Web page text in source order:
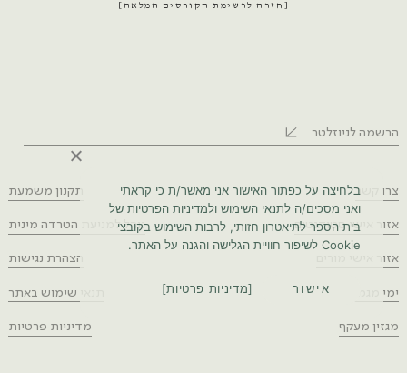
חזרה לרשימת הקורסים המלאה
צרו קשר
אזור אישי סטודנטים
אזור אישי מורים
ימי מגמה ופעילות לנוער
מגזין מעקף
תקנון משמעת
נוהל למניעת הטרדה מינית
הצהרת נגישות
תנאי שימוש באתר
מדיניות פרטיות
הרשמה לניוזלטר
בלחיצה על כפתור האישור אני מאשר/ת כי קראתי
ואני מסכים/ה לתנאי השימוש ולמדיניות הפרטיות של
בית הספר לתיאטרון חזותי, לרבות השימוש בקובצי
Cookie לשיפור חוויית הגלישה והגנה על האתר.
אישור מדיניות פרטיות